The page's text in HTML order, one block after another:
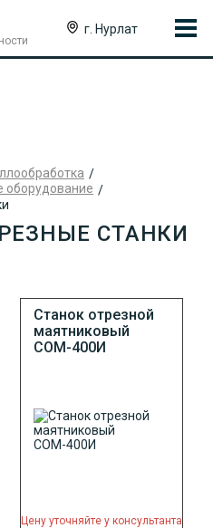
г. Нурлат
СТАНКИ
Станок отрезной
маятниковый
СОМ-400И
Цену уточняйте у консультанта